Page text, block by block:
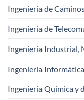
Ingeniería de
Ingeniería de
Ingeniería Industrial,
Ingeniería
Ingeniería Química y